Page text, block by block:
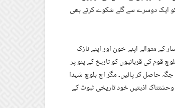
کو ایک دوسرے سے گلے شکوے کرتے بھی
کے متوالے اپنے خون اور اپنے نازک
کی قربانیوں کو تاریخ کے پنو پر
جگہ حاصل کر پائیں۔ مگر اج بلوچ شہدا
وحشتناک اذیتیں خود تاریخی ثبوت کے